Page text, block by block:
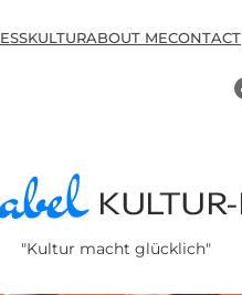
ESSKULTURABOUT MECONTACT
"Kultur macht glücklich"